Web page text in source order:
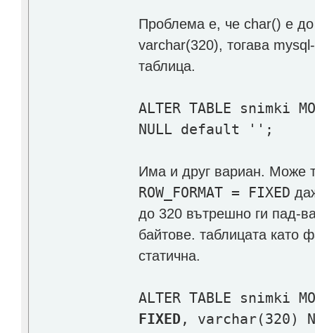
Проблема е, че char() e
varchar(320), тогава
таблица.
ALTER TABLE snimki
NULL default '';
Има и друг вариан. Може
ROW_FORMAT = FIXED
до 320 вътрешно ги пад-
байтове. таблицата като
статична.
ALTER TABLE snimki
FIXED, varchar(320)